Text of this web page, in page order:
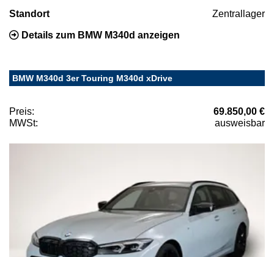
Standort Zentrallager
Details zum BMW M340d anzeigen
BMW M340d 3er Touring M340d xDrive
Preis:
69.850,00 €
MWSt:
ausweisbar